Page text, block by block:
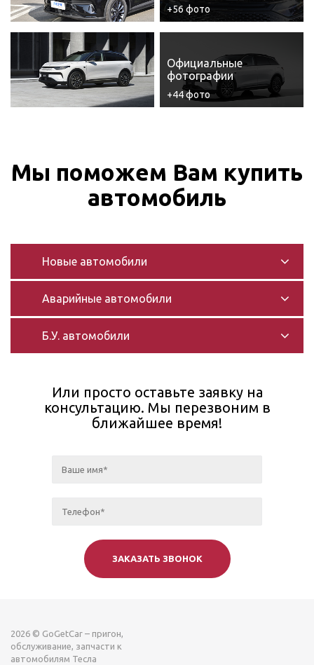
+56 фото
Официальные
фотографии
+44 фото
Мы поможем Вам купить
автомобиль
Новые автомобили
Аварийные автомобили
Б.У. автомобили
Или просто оставьте заявку на
консультацию. Мы перезвоним в
ближайшее время!
2026 © GoGetCar – пригон,
обслуживание, запчасти к
автомобилям Тесла